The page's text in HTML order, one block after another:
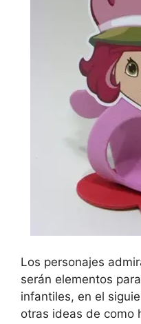
Los personajes
serán elementos
infantiles, en el
otras ideas de como